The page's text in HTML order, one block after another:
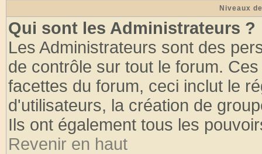
Niveaux
Qui sont les Administrateurs ?
Les Administrateurs sont des
de contrôle sur tout le forum.
facettes du forum, ceci inclut le
d'utilisateurs, la création de
Ils ont également tous les
Revenir en haut